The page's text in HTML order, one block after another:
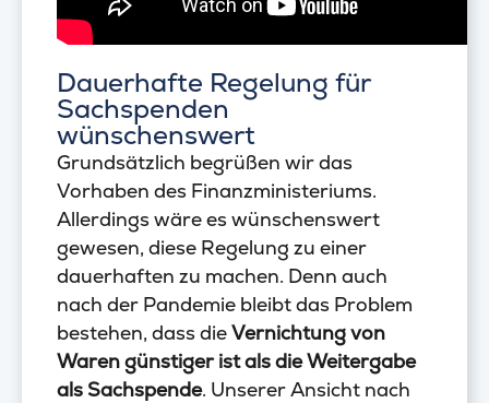
Dauerhafte Regelung für
Sachspenden
wünschenswert
Grundsätzlich begrüßen wir das
Vorhaben des Finanzministeriums.
Allerdings wäre es wünschenswert
gewesen, diese Regelung zu einer
dauerhaften zu machen. Denn auch
nach der Pandemie bleibt das Problem
bestehen, dass dieVernichtung von
Waren günstiger ist als die Weitergabe
als Sachspende. Unserer Ansicht nach